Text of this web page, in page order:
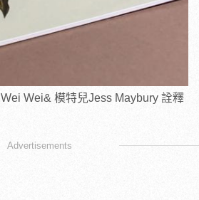
Wei& 模特兒Jess Maybury 詮釋
Advertisements